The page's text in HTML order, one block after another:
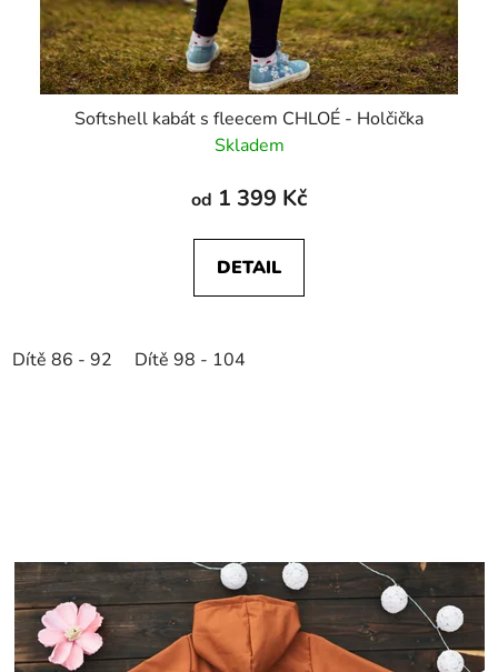
Softshell kabát s fleecem CHLOÉ - Holčička
Skladem
od 1 399 Kč
DETAIL
Dítě 86 - 92 Dítě 98 - 104